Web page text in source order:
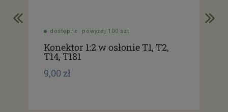
dostępne: powyżej 100 szt.
Konektor 1:2 w osłonie T1, T2,
T14, T181
9,00 zł